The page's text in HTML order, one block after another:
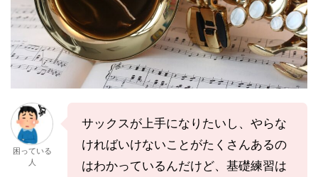
困っている
人
サックスが上手になりたいし、やらな
ければいけないことがたくさんあるの
はわかっているんだけど、基礎練習は